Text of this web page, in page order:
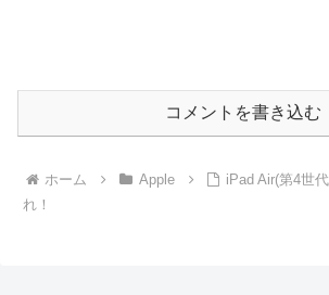
コメントを書き込む
ホーム Apple
iPad Air(第4世
れ！